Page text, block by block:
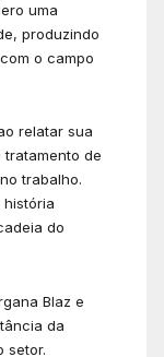
uma
produzindo
o campo
relatar sua
tratamento de
trabalho.
do
Blaz e
da
setor.